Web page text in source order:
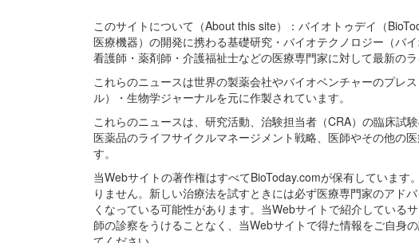
このサイトについて（About this site）：バイオトゥデイ（
医療機器）の開発に携わる基礎研究・バイオテクノロジー（バ
看護師・薬剤師・介護福祉士などの医療専門家に対して最新の
これらのニュースは世界の製薬会社やバイオベンチャーのプレ
ル）・生物学ジャーナルを元に作製されています。
これらのニュースは、研究活動、治験担当者（CRA）の臨床試
医薬品のライフサイクルマネージメント戦略、医師やその他の
す。
当Webサイトの著作権はすべてBioToday.comが保有していま
りません。新しい治療法を試すときには必ず医療専門家のアド
くなっている可能性があります。当Webサイトで紹介している
師の診察をうけることなく、当Webサイトで得た情報をご自身